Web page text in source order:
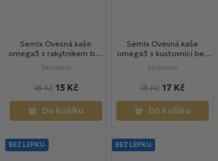
Semix Ovesná kaše
omega3 s rakytníkem bez
lepku 65g
Skladem
15 Kč
18 Kč
Do košíku
Semix Ovesná kaše
omega3 s kustovnicí bez
lepku 65g
Skladem
17 Kč
18 Kč
Do košíku
BEZ LEPKU BEZ LEPKU